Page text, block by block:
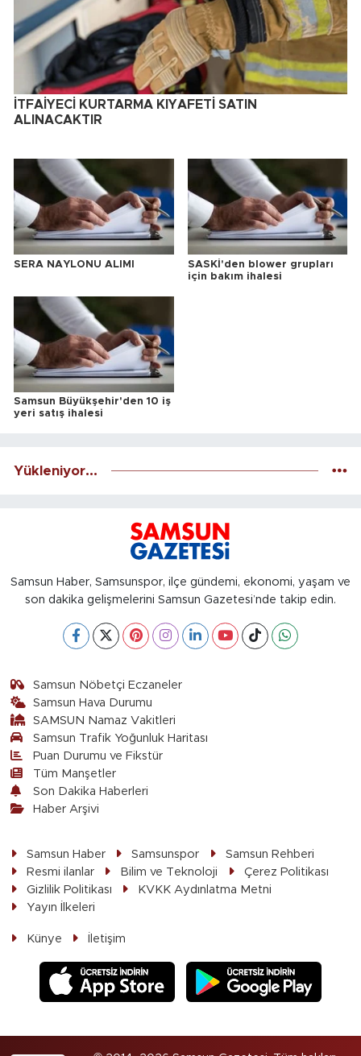
İTFAİYECİ KURTARMA KIYAFETİ SATIN
ALINACAKTIR
SERA NAYLONU ALIMI
SASKİ'den blower grupları
için bakım ihalesi
Samsun Büyükşehir'den 10 iş
yeri satış ihalesi
Yükleniyor...
Samsun Haber, Samsunspor, ilçe gündemi, ekonomi, yaşam ve
son dakika gelişmelerini Samsun Gazetesi’nde takip edin.
Samsun Nöbetçi Eczaneler
Samsun Hava Durumu
SAMSUN Namaz Vakitleri
Samsun Trafik Yoğunluk Haritası
Puan Durumu ve Fikstür
Tüm Manşetler
Son Dakika Haberleri
Haber Arşivi
Samsun Haber Samsunspor
Samsun Rehberi
Resmi ilanlar
Bilim ve Teknoloji
Çerez Politikası
Gizlilik Politikası
KVKK Aydınlatma Metni
Yayın İlkeleri
Künye İletişim